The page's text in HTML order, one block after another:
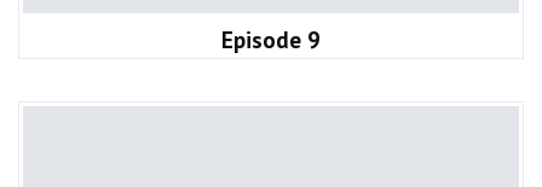
Episode 9